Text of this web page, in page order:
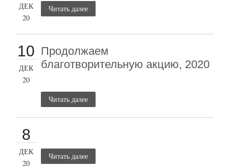
ДЕК
20
Читать далее
10
ДЕК
20
Продолжаем
благотворительную акцию, 2020
Читать далее
8
ДЕК
20
Читать далее